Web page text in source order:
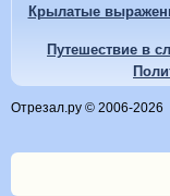
Крылатые
Путешествие в
Отрезал.ру © 2006-2026